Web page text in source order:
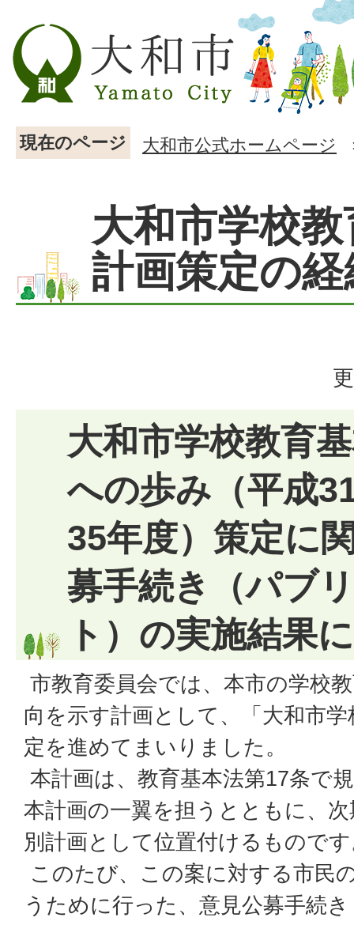
現在のページ 大和市公式ホームページ
大和市学校
計画策定の経
大和市学校教育
への歩み（平成
35年度）策定に
募手続き（パブ
ト）の実施結果
市教育委員会では、本市の学校
向を示す計画として、「大和市
定を進めてまいりました。
本計画は、教育基本法第17条で
本計画の一翼を担うとともに、
別計画として位置付けるもので
このたび、この案に対する市民
うために行った、意見公募手続